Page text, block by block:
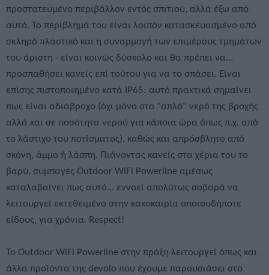
προστατευμένο περιβάλλον εντός σπιτιού, αλλά έξω από
αυτό. Το περίβλημά του είναι λοιπόν κατασκευασμένο από
σκληρό πλαστικό και η συναρμογή των επιμέρους τμημάτων
του άριστη - είναι κοινώς δύσκολο και θα πρέπει να...
προσπαθήσει κανείς επί τούτου για να το σπάσει. Είναι
επίσης πιστοποιημένο κατά IP65: αυτό πρακτικά σημαίνει
πως είναι αδιάβροχο (όχι μόνο στο "απλό" νερό της βροχής
αλλά και σε ποσότητα νερού για κάποια ώρα όπως π.χ. από
το λάστιχο του ποτίσματος), καθώς και απρόσβλητο από
σκόνη, άμμο ή λάσπη. Πιάνοντας κανείς στα χέρια του το
βαρύ, συμπαγές Outdoor WiFi Powerline αμέσως
καταλαβαίνει πως αυτό... εννοεί απολύτως σοβαρά να
λειτουργεί εκτεθειμένο στην κακοκαιρία οποιουδήποτε
είδους, για χρόνια. Respect!
Το Outdoor WiFi Powerline στην πράξη λειτουργεί όπως και
άλλα προϊόντα της devolo που έχουμε παρουσιάσει στο